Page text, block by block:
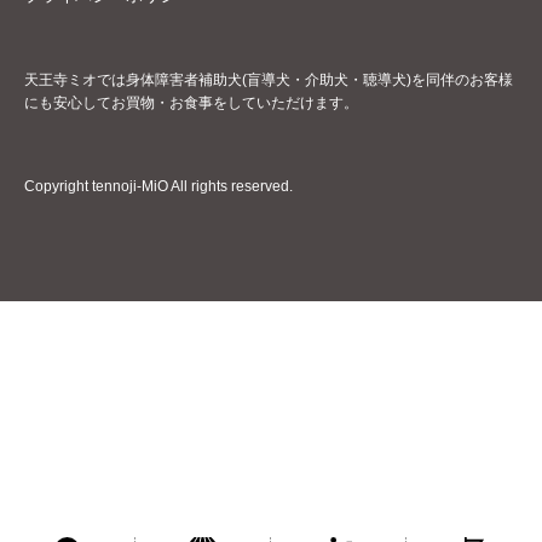
天王寺ミオでは身体障害者補助犬(盲導犬・介助犬・聴導犬)を同伴のお客様
にも安心してお買物・お食事をしていただけます。
Copyright tennoji-MiO All rights reserved.